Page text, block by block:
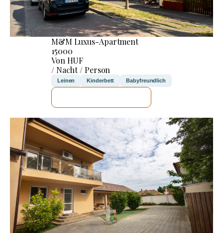
M&M Luxus-Apartment
15000
Von HUF
/ Nacht / Person
Leinen Kinderbett Babyfreundlich